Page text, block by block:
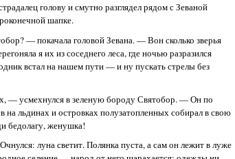
голову и смутно разглядел рядом с Зеваной
шапке.
— покачала головой Зевана. — Вон сколько зверья
я их из соседнего леса, где ночью разразился
встал на нашем пути — и ну пускать стрелы без
— усмехнулся в зеленую бороду Святобор. — Он по
на льдинах и островках полузатопленных собирал в свою
бедолагу, женушка!
луна светит. Полянка пуста, а сам он лежит в луже